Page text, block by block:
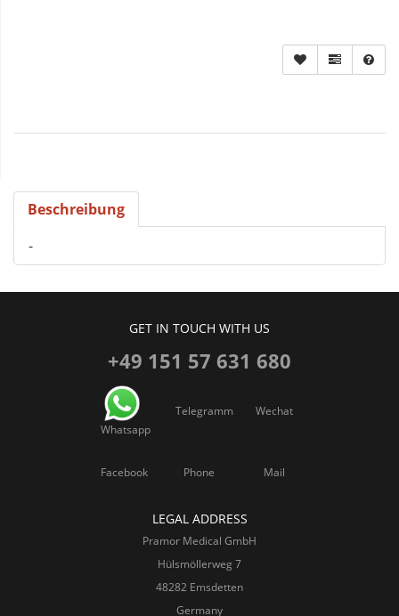
Beschreibung
-
GET IN TOUCH WITH US
+49 151 57 631 680
Whatsapp
Telegramm Wechat
Facebook Phone Mail
LEGAL ADDRESS
Pramor Medical GmbH
Hülsmöllerweg 7
48282 Emsdetten
Germany